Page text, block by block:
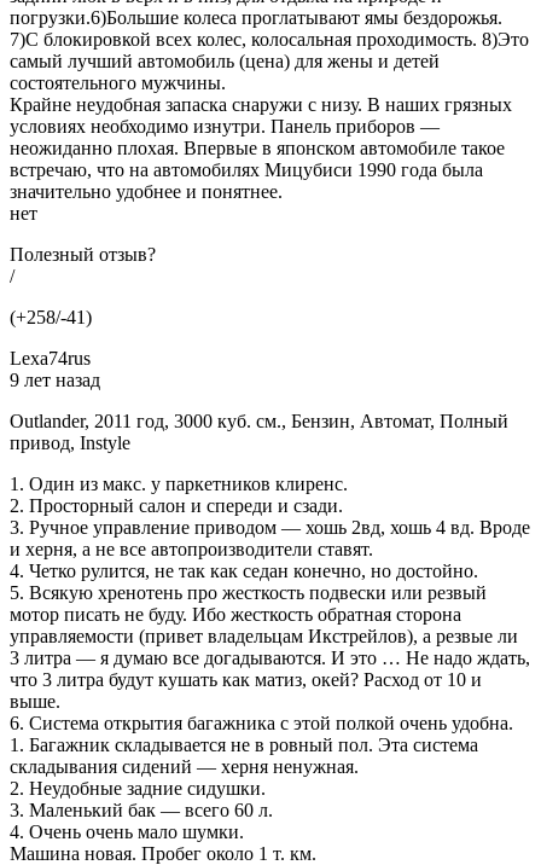
погрузки.6)Большие колеса проглатывают ямы бездорожья.
7)С блокировкой всех колес, колосальная проходимость. 8)Это
самый лучший автомобиль (цена) для жены и детей
состоятельного мужчины.
Крайне неудобная запаска снаружи с низу. В наших грязных
условиях необходимо изнутри. Панель приборов —
неожиданно плохая. Впервые в японском автомобиле такое
встречаю, что на автомобилях Мицубиси 1990 года была
значительно удобнее и понятнее.
нет
Полезный отзыв?
/
(+258/-41)
Lexa74rus
9 лет назад
Outlander, 2011 год, 3000 куб. см., Бензин, Автомат, Полный
привод, Instyle
1. Один из макс. у паркетников клиренс.
2. Просторный салон и спереди и сзади.
3. Ручное управление приводом — хошь 2вд, хошь 4 вд. Вроде
и херня, а не все автопроизводители ставят.
4. Четко рулится, не так как седан конечно, но достойно.
5. Всякую хренотень про жесткость подвески или резвый
мотор писать не буду. Ибо жесткость обратная сторона
управляемости (привет владельцам Икстрейлов), а резвые ли
3 литра — я думаю все догадываются. И это … Не надо ждать,
что 3 литра будут кушать как матиз, окей? Расход от 10 и
выше.
6. Система открытия багажника с этой полкой очень удобна.
1. Багажник складывается не в ровный пол. Эта система
складывания сидений — херня ненужная.
2. Неудобные задние сидушки.
3. Маленький бак — всего 60 л.
4. Очень очень мало шумки.
Машина новая. Пробег около 1 т. км.